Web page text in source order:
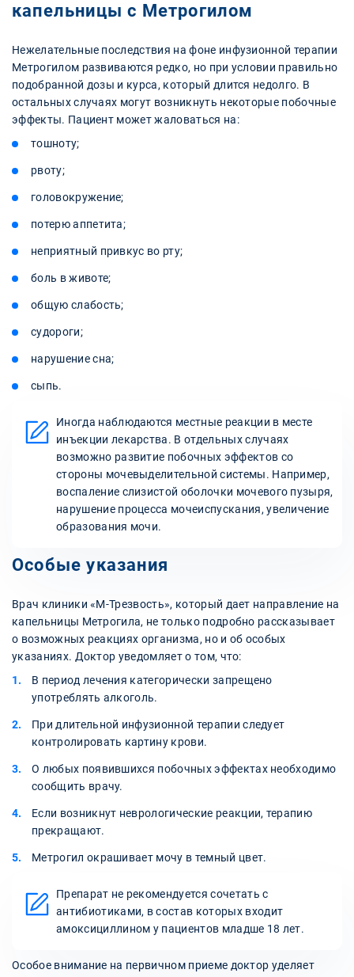
капельницы с Метрогилом
Нежелательные последствия на фоне инфузионной терапии
Метрогилом развиваются редко, но при условии правильно
подобранной дозы и курса, который длится недолго. В
остальных случаях могут возникнуть некоторые побочные
эффекты. Пациент может жаловаться на:
тошноту;
рвоту;
головокружение;
потерю аппетита;
неприятный привкус во рту;
боль в животе;
общую слабость;
судороги;
нарушение сна;
сыпь.
Иногда наблюдаются местные реакции в месте
инъекции лекарства. В отдельных случаях
возможно развитие побочных эффектов со
стороны мочевыделительной системы. Например,
воспаление слизистой оболочки мочевого пузыря,
нарушение процесса мочеиспускания, увеличение
образования мочи.
Особые указания
Врач клиники «М-Трезвость», который дает направление на
капельницы Метрогила, не только подробно рассказывает
о возможных реакциях организма, но и об особых
указаниях. Доктор уведомляет о том, что:
В период лечения категорически запрещено
употреблять алкоголь.
При длительной инфузионной терапии следует
контролировать картину крови.
О любых появившихся побочных эффектах необходимо
сообщить врачу.
Если возникнут неврологические реакции, терапию
прекращают.
Метрогил окрашивает мочу в темный цвет.
Препарат не рекомендуется сочетать с
антибиотиками, в состав которых входит
амоксициллином у пациентов младше 18 лет.
Особое внимание на первичном приеме доктор уделяет